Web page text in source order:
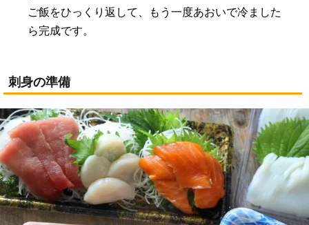
ご飯をひっくり返して、もう一度あおいで冷ました
ら完成です。
刺身の準備